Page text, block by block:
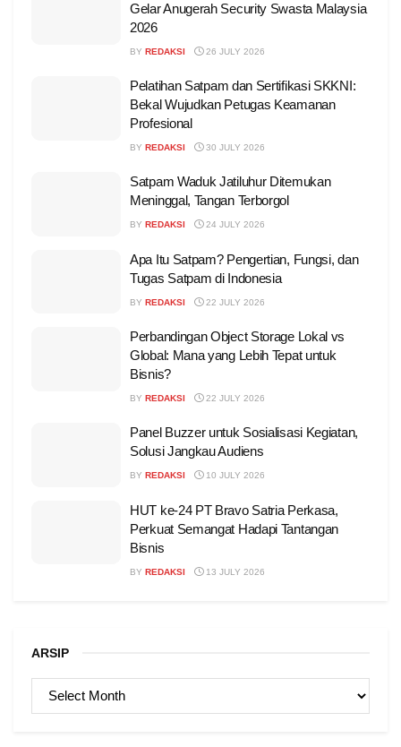
Gelar Anugerah Security Swasta Malaysia
2026
BY REDAKSI 26 JULY 2026
Pelatihan Satpam dan Sertifikasi SKKNI:
Bekal Wujudkan Petugas Keamanan
Profesional
BY REDAKSI 30 JULY 2026
Satpam Waduk Jatiluhur Ditemukan
Meninggal, Tangan Terborgol
BY REDAKSI 24 JULY 2026
Apa Itu Satpam? Pengertian, Fungsi, dan
Tugas Satpam di Indonesia
BY REDAKSI 22 JULY 2026
Perbandingan Object Storage Lokal vs
Global: Mana yang Lebih Tepat untuk
Bisnis?
BY REDAKSI 22 JULY 2026
Panel Buzzer untuk Sosialisasi Kegiatan,
Solusi Jangkau Audiens
BY REDAKSI 10 JULY 2026
HUT ke-24 PT Bravo Satria Perkasa,
Perkuat Semangat Hadapi Tantangan
Bisnis
BY REDAKSI 13 JULY 2026
ARSIP
ARSIP